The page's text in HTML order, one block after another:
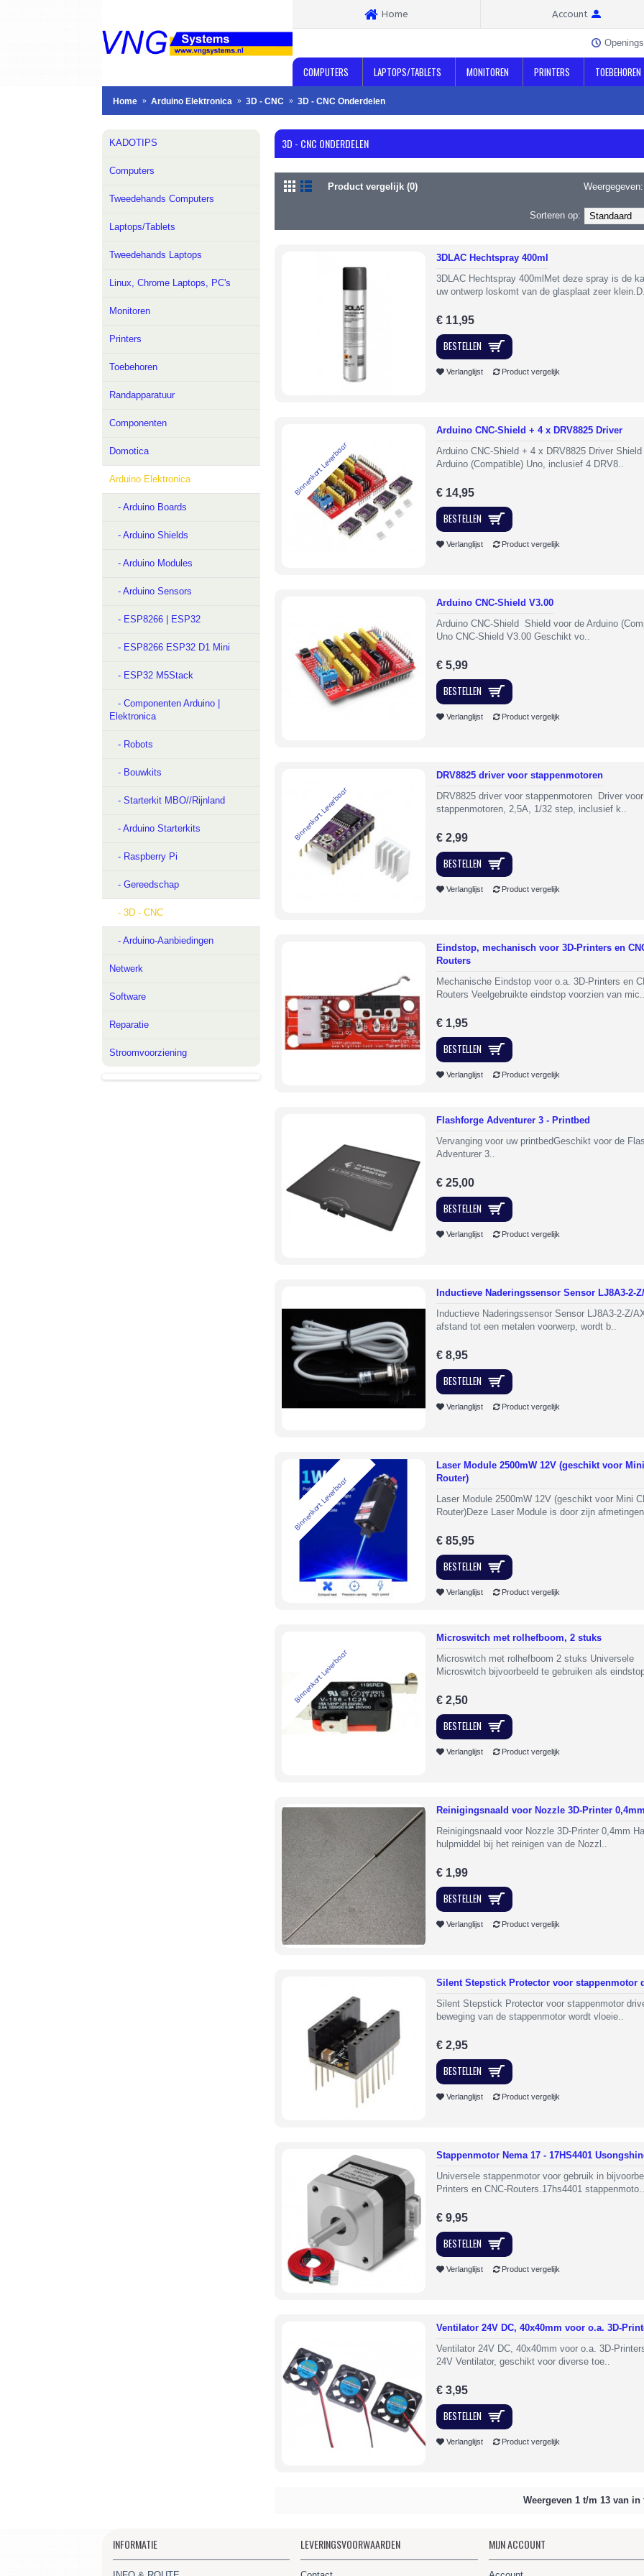
Home Account
COMPUTERS LAPTOPS/TABLETS MONITOREN PRINTERS TOEBEHOREN
Home Arduino Elektronica 3D - CNC 3D - CNC Onderdelen
KADOTIPS
Computers
Tweedehands Computers
Laptops/Tablets
Tweedehands Laptops
Linux, Chrome Laptops, PC's
Monitoren
Printers
Toebehoren
Randapparatuur
Componenten
Domotica
Arduino Elektronica
- Arduino Boards
- Arduino Shields
- Arduino Modules
- Arduino Sensors
- ESP8266 | ESP32
- ESP8266 ESP32 D1 Mini
- ESP32 M5Stack
- Componenten Arduino |
Elektronica
- Robots
- Bouwkits
- Starterkit MBO//Rijnland
- Arduino Starterkits
- Raspberry Pi
- Gereedschap
- 3D - CNC
- Arduino-Aanbiedingen
Netwerk
Software
Reparatie
Stroomvoorziening
3D - CNC ONDERDELEN
Product vergelijk (0) Weergegeven:
Sorteren op:
3DLAC Hechtspray 400ml
3DLAC Hechtspray 400mlMet deze spray is de
uw ontwerp loskomt van de glasplaat zeer
€ 11,95
BESTELLEN
Verlanglijst Product vergelijk
Binnenkort Leverbaar
Arduino CNC-Shield + 4 x DRV8825 Driver
Arduino CNC-Shield + 4 x DRV8825 Driver
Arduino (Compatible) Uno, inclusief 4 DRV8..
€ 14,95
BESTELLEN
Verlanglijst Product vergelijk
Arduino CNC-Shield V3.00
Arduino CNC-Shield Shield voor de Arduino
Uno CNC-Shield V3.00 Geschikt vo..
€ 5,99
BESTELLEN
Verlanglijst Product vergelijk
Binnenkort Leverbaar
DRV8825 driver voor stappenmotoren
DRV8825 driver voor stappenmotoren Driver voor
stappenmotoren, 2,5A, 1/32 step, inclusief k..
€ 2,99
BESTELLEN
Verlanglijst Product vergelijk
Eindstop, mechanisch voor 3D-Printers en
Routers
Mechanische Eindstop voor o.a. 3D-Printers en
Routers Veelgebruikte eindstop voorzien van
€ 1,95
BESTELLEN
Verlanglijst Product vergelijk
Flashforge Adventurer 3 - Printbed
Vervanging voor uw printbedGeschikt voor de
Adventurer 3..
€ 25,00
BESTELLEN
Verlanglijst Product vergelijk
Inductieve Naderingssensor Sensor LJ8A3-2-
Inductieve Naderingssensor Sensor LJ8A3-2-Z/
afstand tot een metalen voorwerp, wordt b..
€ 8,95
BESTELLEN
Verlanglijst Product vergelijk
Binnenkort Leverbaar
Laser Module 2500mW 12V (geschikt voor
Router)
Laser Module 2500mW 12V (geschikt voor Mini
Router)Deze Laser Module is door zijn
€ 85,95
BESTELLEN
Verlanglijst Product vergelijk
Binnenkort Leverbaar
Microswitch met rolhefboom, 2 stuks
Microswitch met rolhefboom 2 stuks Universele
Microswitch bijvoorbeeld te gebruiken als
€ 2,50
BESTELLEN
Verlanglijst Product vergelijk
Reinigingsnaald voor Nozzle 3D-Printer
Reinigingsnaald voor Nozzle 3D-Printer 0,4mm
hulpmiddel bij het reinigen van de Nozzl..
€ 1,99
BESTELLEN
Verlanglijst Product vergelijk
Silent Stepstick Protector voor stappenmotor
Silent Stepstick Protector voor stappenmotor
beweging van de stappenmotor wordt vloeie..
€ 2,95
BESTELLEN
Verlanglijst Product vergelijk
Stappenmotor Nema 17 - 17HS4401
Universele stappenmotor voor gebruik in
Printers en CNC-Routers.17hs4401 stappenmoto..
€ 9,95
BESTELLEN
Verlanglijst Product vergelijk
Ventilator 24V DC, 40x40mm voor o.a. 3D-
Ventilator 24V DC, 40x40mm voor o.a. 3D-
24V Ventilator, geschikt voor diverse toe..
€ 3,95
BESTELLEN
Verlanglijst Product vergelijk
Weergeven 1 t/m 13 van in
INFORMATIE LEVERINGSVOORWAARDEN MIJN ACCOUNT